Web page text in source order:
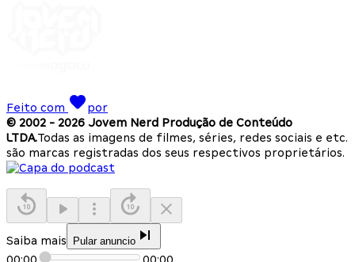
Feito com
por
© 2002 - 2026 Jovem Nerd Produção de Conteúdo
LTDA.Todas as imagens de filmes, séries, redes sociais e etc.
são marcas registradas dos seus respectivos proprietários.
Saiba mais Pular anuncio